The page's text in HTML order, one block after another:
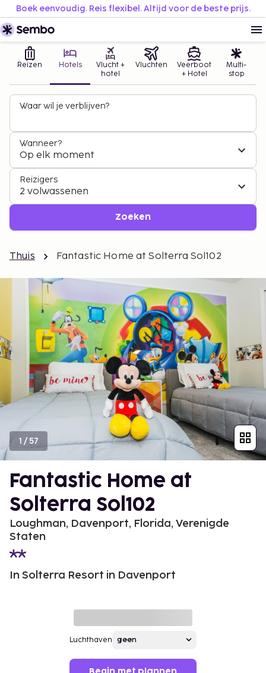
Boek eenvoudig. Reis flexibel. Altijd voor de beste prijs.
Reizen Hotels
Vlucht +
hotel
Vluchten
Veerboot
+ Hotel
Multi-
stop
Waar wil je verblijven?
Wanneer?
Op elk moment
Reizigers
2 volwassenen
Zoeken
Thuis Fantastic Home at Solterra Sol102
1 /57
Fantastic Home at
Solterra Sol102
Loughman, Davenport, Florida, Verenigde
Staten
In Solterra Resort in Davenport
Luchthaven
Begin met plannen